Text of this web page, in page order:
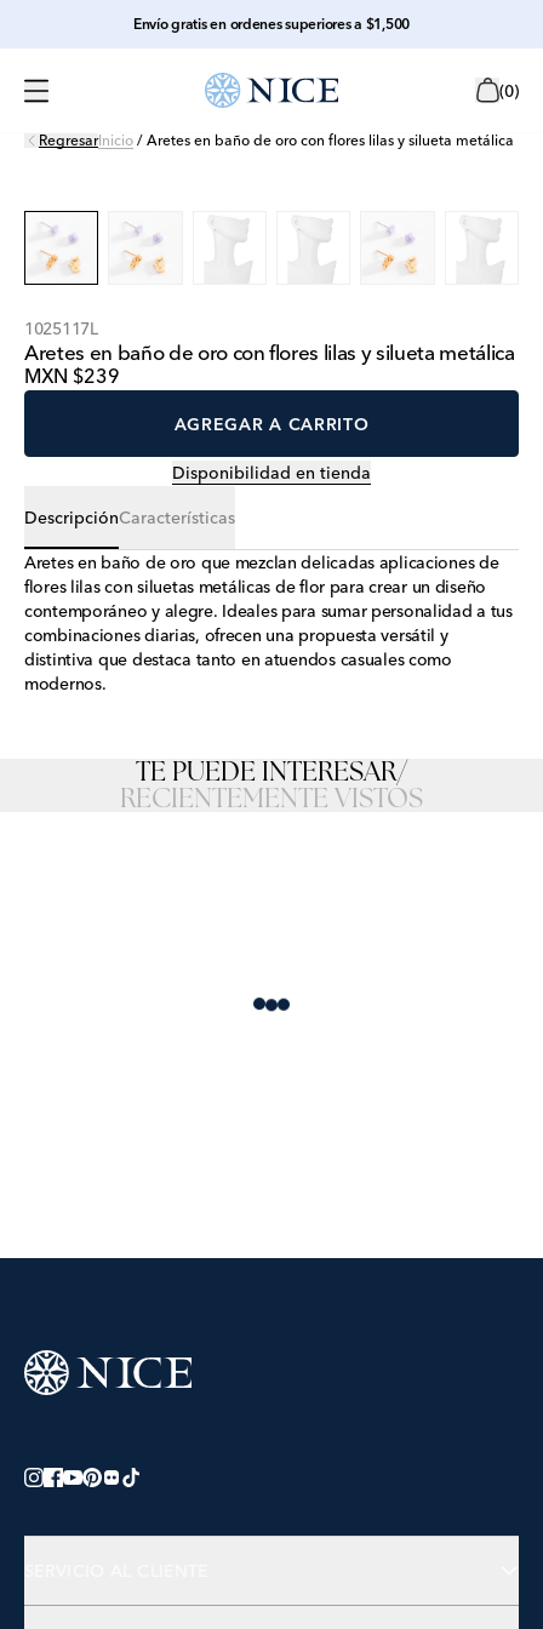
Envío gratis en ordenes superiores a $1,500
(0)
RegresarInicio / Aretes en baño de oro con flores lilas y silueta metálica
1025117L
Aretes en baño de oro con flores lilas y silueta metálica
MXN $239
AGREGAR A CARRITO
Disponibilidad en tienda
DescripciónCaracterísticas
Aretes en baño de oro que mezclan delicadas aplicaciones de
flores lilas con siluetas metálicas de flor para crear un diseño
contemporáneo y alegre. Ideales para sumar personalidad a tus
combinaciones diarias, ofrecen una propuesta versátil y
distintiva que destaca tanto en atuendos casuales como
modernos.
TE PUEDE INTERESAR/
RECIENTEMENTE VISTOS
Loading